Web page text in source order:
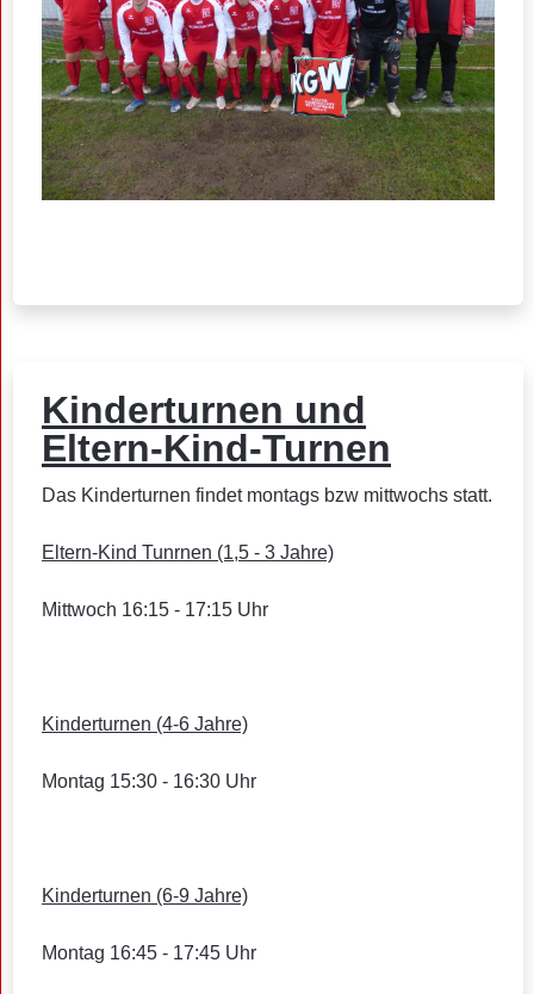
Kinderturnen und
Eltern-Kind-Turnen
Das Kinderturnen findet montags bzw mittwochs statt.
Eltern-Kind Tunrnen (1,5 - 3 Jahre)
Mittwoch 16:15 - 17:15 Uhr
Kinderturnen (4-6 Jahre)
Montag 15:30 - 16:30 Uhr
Kinderturnen (6-9 Jahre)
Montag 16:45 - 17:45 Uhr